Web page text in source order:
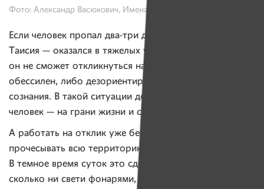
Фото: Александр Васюкович, Имена
Если человек пропал два-три дня назад, либо как
Таисия — оказался в тяжелых условиях —
он не сможет откликнуться на зов. Он либо
обессилен, либо дезориентирован, либо уже без
сознания. В такой ситуации дорога каждая минута:
человек — на грани жизни и смерти.
А работать на отклик уже бессмысленно — нужно
прочесывать всю территорию, метр за метром.
В темное время суток это сделать невозможно —
сколько ни свети фонарями, вероятность не заметить